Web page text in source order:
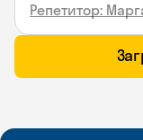
Репетитор: